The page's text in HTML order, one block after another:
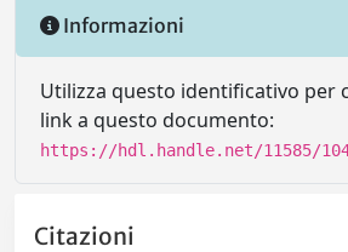
Informazioni
Utilizza questo identificativo per
link a questo documento:
https://hdl.handle.net/11585/
Citazioni